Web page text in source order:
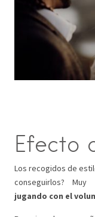
Efecto
Los recogidos de
conseguirlos? Muy
jugando con el